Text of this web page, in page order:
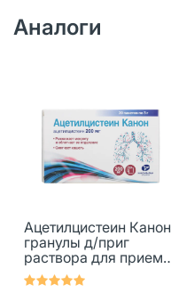
Аналоги
Ацетилцистеин Канон
гранулы д/приг
раствора для приема
внутрь 200 мг 20 шт